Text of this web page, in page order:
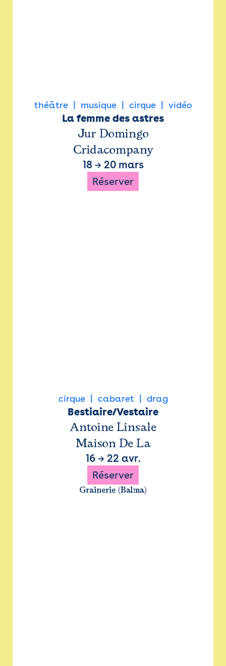
théâtre musique cirque vidéo
La femme des astres
Jur Domingo
Cridacompany
18 → 20 mars
Réserver
cirque cabaret drag
Bestiaire/Vestaire
Antoine Linsale
Maison De La
16→ 22 avr.
Réserver
Grainerie (Balma)